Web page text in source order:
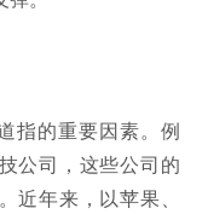
指的重要因素。例
公司，这些公司的
近年来，以苹果、